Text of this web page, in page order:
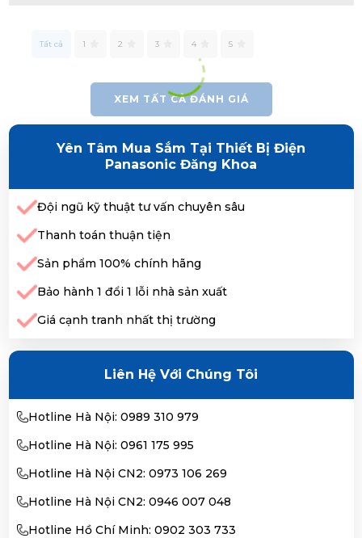
Tất cả 1 2 3 4 5
XEM TẤT CẢ ĐÁNH GIÁ
Yên Tâm Mua Sắm Tại Thiết Bị Điện
Panasonic Đăng Khoa
Đội ngũ kỹ thuật tư vấn chuyên sâu
Thanh toán thuận tiện
Sản phẩm 100% chính hãng
Bảo hành 1 đổi 1 lỗi nhà sản xuất
Giá cạnh tranh nhất thị trường
Liên Hệ Với Chúng Tôi
Hotline Hà Nội: 0989 310 979
Hotline Hà Nội: 0961 175 995
Hotline Hà Nội CN2: 0973 106 269
Hotline Hà Nội CN2: 0946 007 048
Hotline Hồ Chí Minh: 0902 303 733